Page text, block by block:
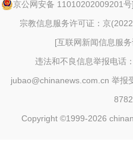
京公网安备 11010202009201号
宗教信息服务许可证：京
[互联网新闻信息服
违法和不良信息举报电话
jubao@chinanews.com.cn 举报
Copyright ©1999-2026